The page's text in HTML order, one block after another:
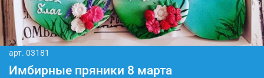
арт. 03181
Имбирные пряники 8 марта